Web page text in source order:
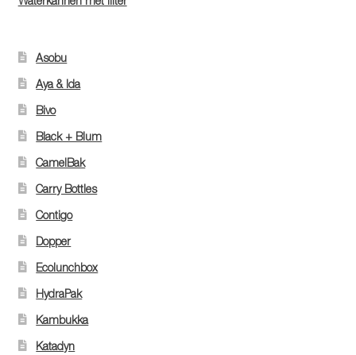
Asobu
Aya & Ida
Bivo
Black + Blum
CamelBak
Carry Bottles
Contigo
Dopper
Ecolunchbox
HydraPak
Kambukka
Katadyn